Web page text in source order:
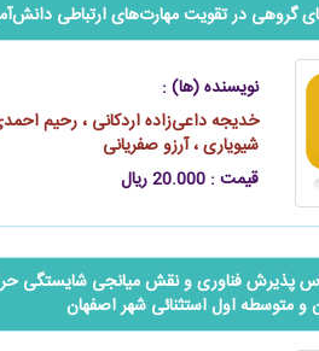
گروهی در تقویت مهارت‌های ارتباطی
نویسنده (ها) :
خدیجه داعی‌زاده اردکانی ، رحیم
شیویاری ، آرزو صفریانی
قیمت : 20.000 ریال
پذیرش فناوری و نقش میانجی شایستگی
و متوسطه اول استثنائی شهر اصفهان